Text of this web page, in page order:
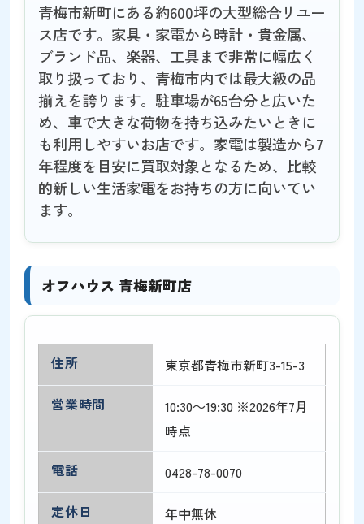
青梅市新町にある約600坪の大型総合リユー
ス店です。家具・家電から時計・貴金属、
ブランド品、楽器、工具まで非常に幅広く
取り扱っており、青梅市内では最大級の品
揃えを誇ります。駐車場が65台分と広いた
め、車で大きな荷物を持ち込みたいときに
も利用しやすいお店です。家電は製造から7
年程度を目安に買取対象となるため、比較
的新しい生活家電をお持ちの方に向いてい
ます。
オフハウス 青梅新町店
住所
東京都青梅市新町3-15-3
営業時間
10:30～19:30 ※2026年7月
時点
電話
0428-78-0070
定休日
年中無休